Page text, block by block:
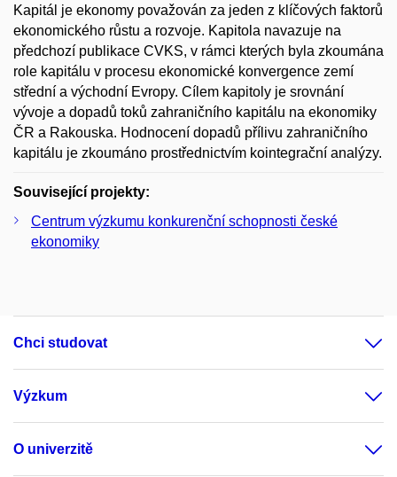
Kapitál je ekonomy považován za jeden z klíčových faktorů
ekonomického růstu a rozvoje. Kapitola navazuje na
předchozí publikace CVKS, v rámci kterých byla zkoumána
role kapitálu v procesu ekonomické konvergence zemí
střední a východní Evropy. Cílem kapitoly je srovnání
vývoje a dopadů toků zahraničního kapitálu na ekonomiky
ČR a Rakouska. Hodnocení dopadů přílivu zahraničního
kapitálu je zkoumáno prostřednictvím kointegrační analýzy.
Související projekty:
Centrum výzkumu konkurenční schopnosti české
ekonomiky
Chci studovat
Výzkum
O univerzitě